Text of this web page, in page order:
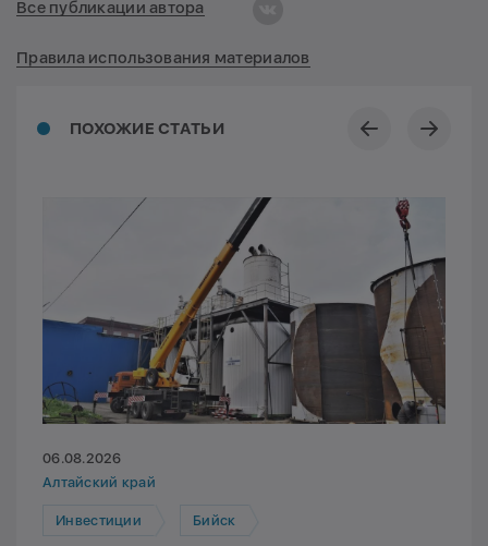
ПОХОЖИЕ СТАТЬИ
06.08.2026
Алтайский край
Инвестиции Бийск
Все публикации автора
Правила использования материалов